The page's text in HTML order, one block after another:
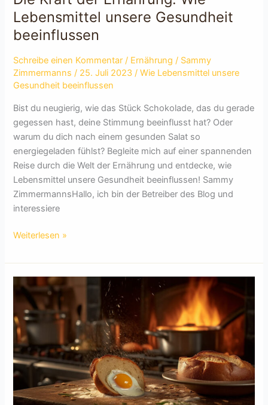
Lebensmittel unsere Gesundheit
beeinflussen
Schreibe einen Kommentar / Ernährung / Sammy
Zimmermanns/ 25. Juli 2023/Wie Lebensmittel unsere
Gesundheit beeinflussen
Bist du neugierig, wie das Stück Schokolade, das du gerade
gegessen hast, deine Stimmung beeinflusst hat? Oder
warum du dich nach einem gesunden Salat so
energiegeladen fühlst? Begleite mich auf einer spannenden
Reise durch die Welt der Ernährung und entdecke, wie
Lebensmittel unsere Gesundheit beeinflussen! Sammy
ZimmermannsHallo, ich bin der Betreiber des Blog und
interessiere
Die
der
Ernährung:
Wie
Lebensmittel
unsere
Gesundheit
beeinflussen
Weiterlesen »